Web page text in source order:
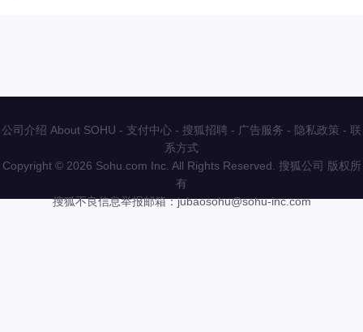
公司介绍 About SOHU - 支付中心 - 搜狐招聘 - 广告服务 - 隐私政策 - 联
系方式
Copyright © 2026 Sohu.com Inc. All Rights Reserved. 搜狐公司 版权所
有
搜狐不良信息举报邮箱：jubaosohu@sohu-inc.com